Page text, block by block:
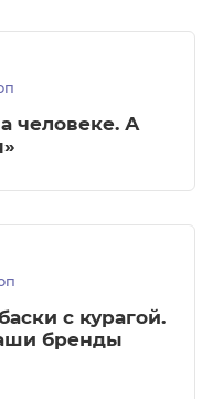
человеке. А
с курагой.
бренды